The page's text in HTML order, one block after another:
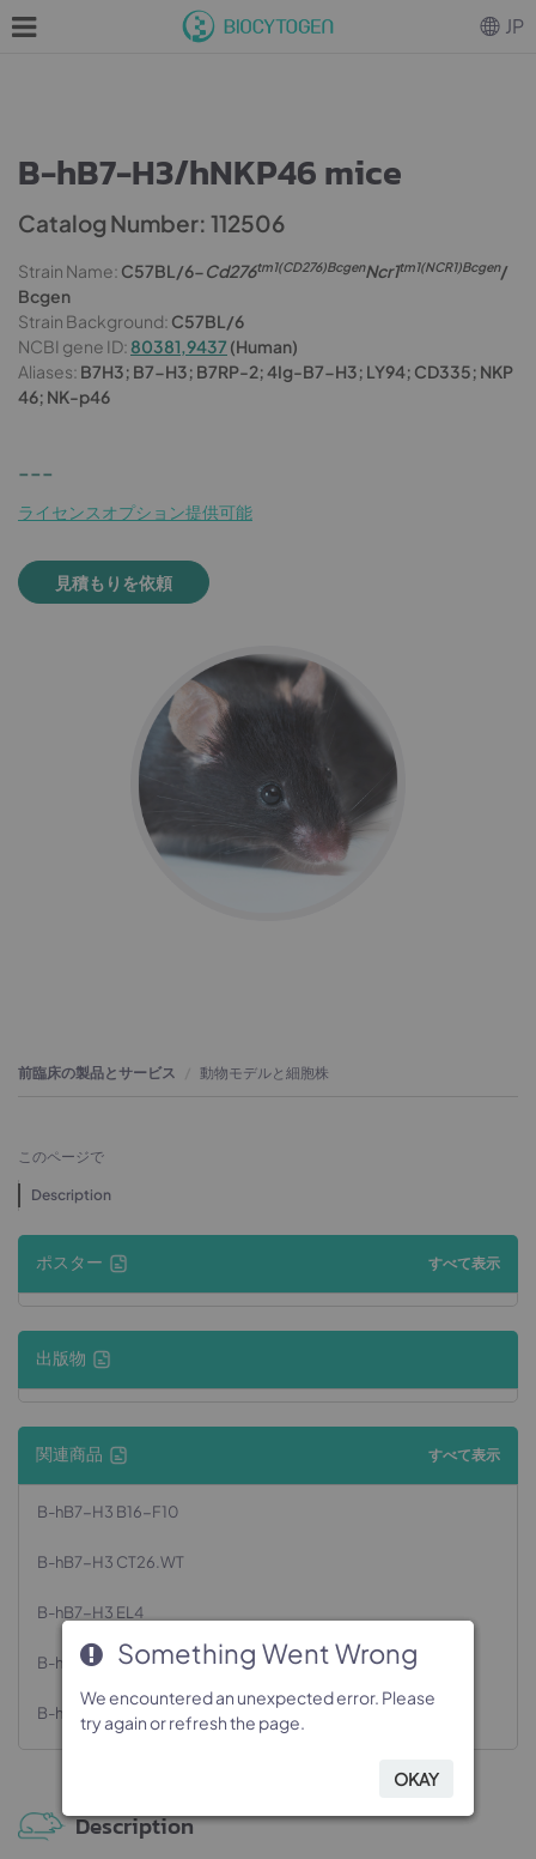
B-hB7-H3/hNKP46 mice
Catalog Number: 112506
Strain Name: C57BL/6-Cd276tm1(CD276)BcgenNcr1tm1(NCR1)Bcgen/
Bcgen
Strain Background: C57BL/6
NCBI gene ID: 80381,9437 (Human)
Aliases: B7H3; B7-H3; B7RP-2; 4Ig-B7-H3; LY94; CD335; NKP
46; NK-p46
---
ライセンスオプション提供可能
見積もりを依頼
前臨床の製品とサービス 動物モデルと細胞株
このページで
Description
ポスター すべて表示
出版物
関連商品 すべて表示
B-hB7-H3 B16-F10
B-hB7-H3 CT26.WT
B-hB7-H3 EL4
B-hB7-H3 LLC1
B-hB7-H3 MC38
Description
JP
Something Went Wrong
We encountered an unexpected error. Please
try again or refresh the page.
OKAY
Something Went Wrong
We encountered an unexpected error. Please
try again or refresh the page.
OKAY
Something Went Wrong
We encountered an unexpected error. Please
try again or refresh the page.
OKAY
Something Went Wrong
We encountered an unexpected error. Please
try again or refresh the page.
OKAY